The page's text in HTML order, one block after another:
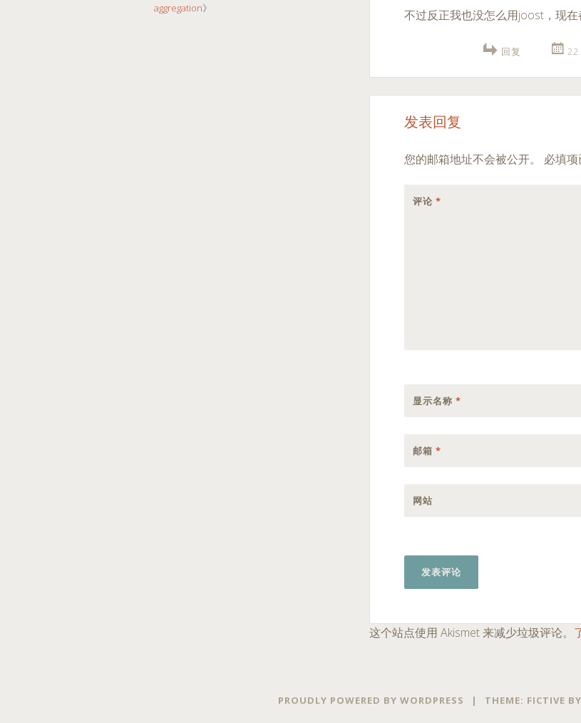
aggregation》 不过反正我也没怎么用joost，现在
回复 22
发表回复
您的邮箱地址不会被公开。 必填项
评论*
显示名称*
邮箱*
网站
这个站点使用 Akismet 来减少垃圾评论。
PROUDLY POWERED BY WORDPRESS | THEME: FICTIVE BY